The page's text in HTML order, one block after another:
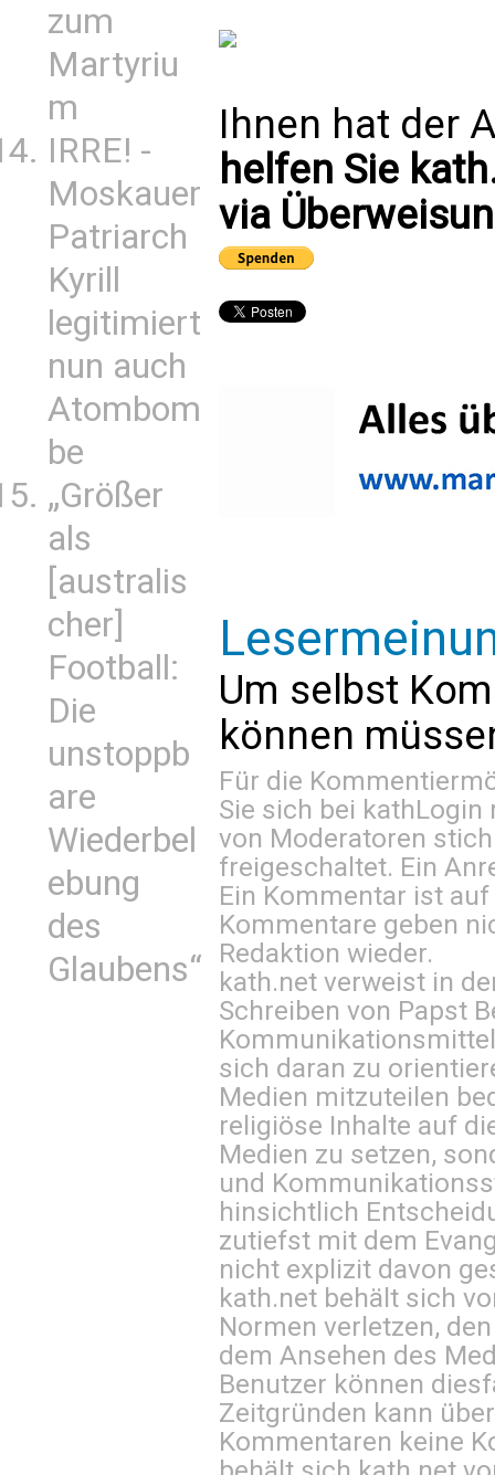
zum
Martyriu
m
IRRE! -
Moskauer
Patriarch
Kyrill
legitimiert
nun auch
Atombom
be
„Größer
als
[australis
cher]
Football:
Die
unstoppb
are
Wiederbel
ebung
des
Glaubens“
Ihnen hat der
helfen Sie
via
Um selbst
können
Für die
Sie sich bei kathLogin
von Moderatoren
freigeschaltet. Ein
Ein Kommentar ist
Kommentare geben
Redaktion wieder.
kath.net verweist in
Schreiben von Papst
sich daran zu
Medien mitzuteilen
religiöse Inhalte auf
Medien zu setzen,
und
hinsichtlich
zutiefst mit dem
nicht explizit davon
kath.net behält sich
Normen verletzen,
dem Ansehen des
Benutzer können
Zeitgründen kann
Kommentaren keine